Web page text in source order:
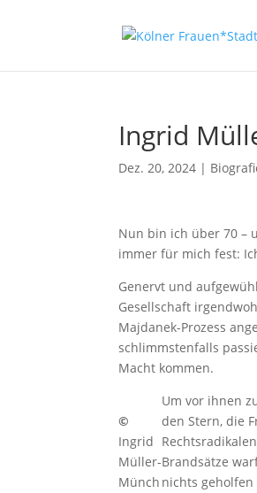
Ingrid
Dez. 20, 2024 |
Nun bin ich über 70 –
immer für mich fest:
Genervt und
Gesellschaft
Majdanek-Prozess
schlimmstenfalls
Macht kommen.
©
Ingrid
Müller-
Münch
Um vor ihnen
den Stern, die
Brandsätze
nichts